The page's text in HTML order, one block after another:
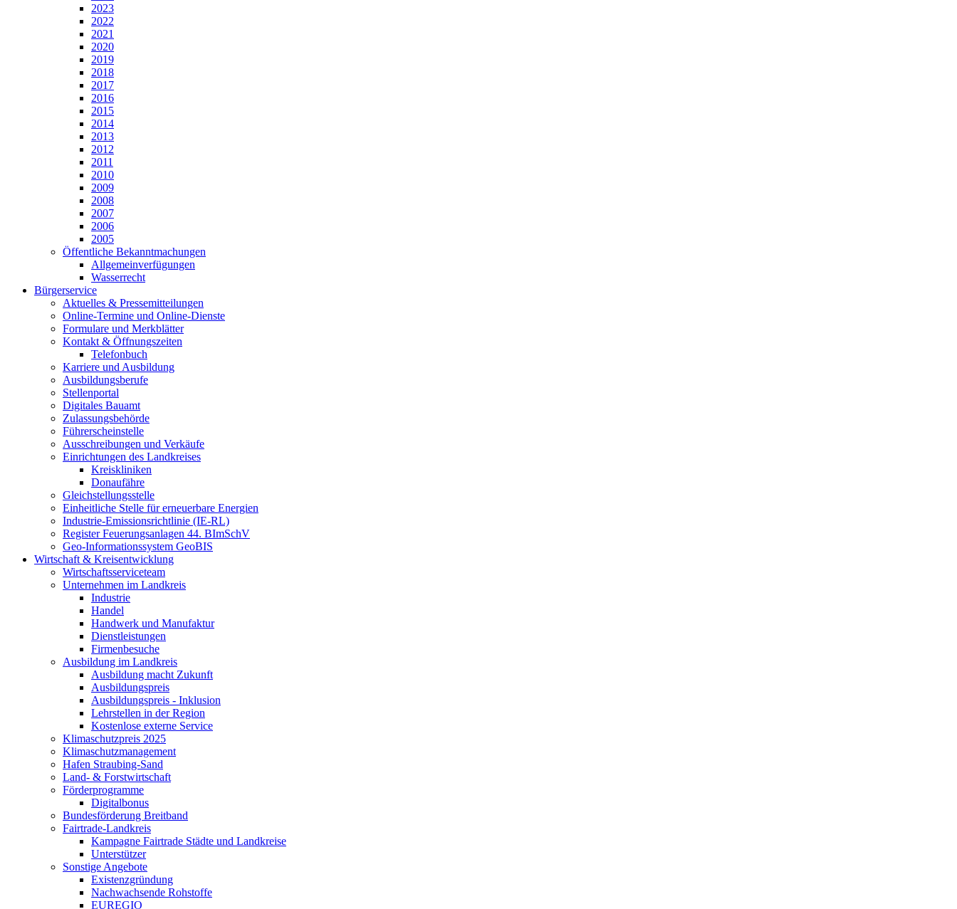
2023
2022
2021
2020
2019
2018
2017
2016
2015
2014
2013
2012
2011
2010
2009
2008
2007
2006
2005
Öffentliche Bekanntmachungen
Allgemeinverfügungen
Wasserrecht
Bürgerservice
Aktuelles & Pressemitteilungen
Online-Termine und Online-Dienste
Formulare und Merkblätter
Kontakt & Öffnungszeiten
Telefonbuch
Karriere und Ausbildung
Ausbildungsberufe
Stellenportal
Digitales Bauamt
Zulassungsbehörde
Führerscheinstelle
Ausschreibungen und Verkäufe
Einrichtungen des Landkreises
Kreiskliniken
Donaufähre
Gleichstellungsstelle
Einheitliche Stelle für erneuerbare Energien
Industrie-Emissionsrichtlinie (IE-RL)
Register Feuerungsanlagen 44. BImSchV
Geo-Informationssystem GeoBIS
Wirtschaft & Kreisentwicklung
Wirtschaftsserviceteam
Unternehmen im Landkreis
Industrie
Handel
Handwerk und Manufaktur
Dienstleistungen
Firmenbesuche
Ausbildung im Landkreis
Ausbildung macht Zukunft
Ausbildungspreis
Ausbildungspreis - Inklusion
Lehrstellen in der Region
Kostenlose externe Service
Klimaschutzpreis 2025
Klimaschutzmanagement
Hafen Straubing-Sand
Land- & Forstwirtschaft
Förderprogramme
Digitalbonus
Bundesförderung Breitband
Fairtrade-Landkreis
Kampagne Fairtrade Städte und Landkreise
Unterstützer
Sonstige Angebote
Existenzgründung
Nachwachsende Rohstoffe
EUREGIO